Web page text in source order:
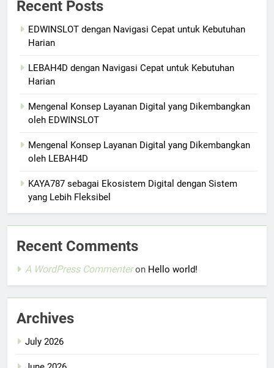
Recent Posts
EDWINSLOT dengan Navigasi Cepat untuk Kebutuhan
Harian
LEBAH4D dengan Navigasi Cepat untuk Kebutuhan
Harian
Mengenal Konsep Layanan Digital yang Dikembangkan
oleh EDWINSLOT
Mengenal Konsep Layanan Digital yang Dikembangkan
oleh LEBAH4D
KAYA787 sebagai Ekosistem Digital dengan Sistem
yang Lebih Fleksibel
Recent Comments
A WordPress Commenteron Hello world!
Archives
July 2026